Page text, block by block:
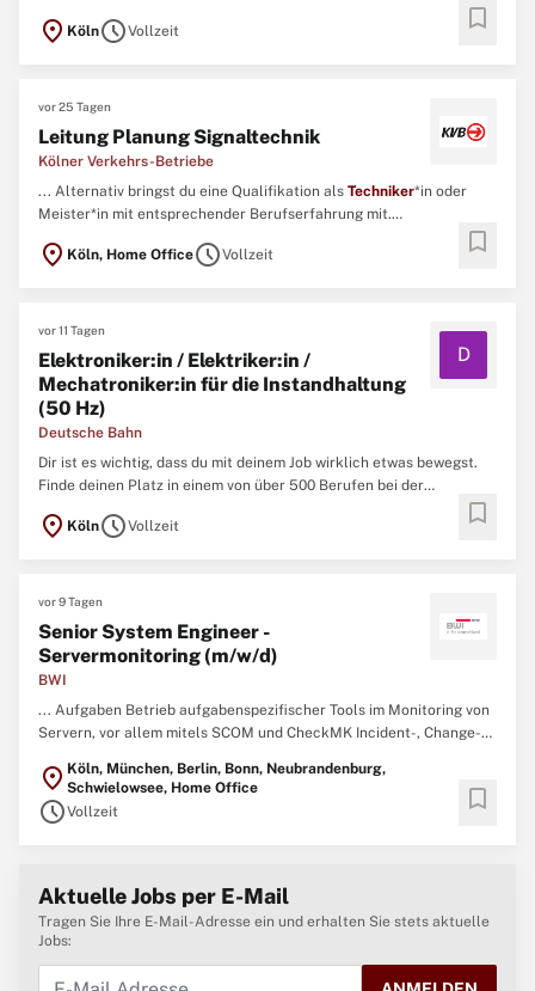
Energielieferanten transportieren wir Elektrizität und Erdgas zu
location_on KölnscheduleVollzeit bookmark
vor 25 Tagen
Leitung Planung Signaltechnik
Kölner Verkehrs-Betriebe
... Alternativ bringst du eine Qualifikation als Techniker*in oder
Meister*in mit entsprechender Berufserfahrung mit.
Kenntnisse in einer verantwortungsvollen technischen Funktion.
location_on Köln, Home OfficescheduleVollzeit bookmark
vor 11 Tagen
Elektroniker:in / Elektriker:in /
Mechatroniker:in für die Instandhaltung
(50 Hz)
Deutsche Bahn
D
Dir ist es wichtig, dass du mit deinem Job wirklich etwas bewegst.
Finde deinen Platz in einem von über 500 Berufen bei der
Deutschen Bahn. Wir bieten Profis und Berufsstarter:innen sichere
Jobs mit Zukunftsperspektiven. Bewirb dich jetzt für ein Team, das
location_on KölnscheduleVollzeit bookmark
vor 9 Tagen
Senior System Engineer -
Servermonitoring (m/w/d)
BWI
... Aufgaben Betrieb aufgabenspezifischer Tools im Monitoring von
Servern, vor allem mitels SCOM und CheckMK Incident-, Change-
Abläufe, Prozesse undTechniken sowie Sicherstellung der
serviceübergreifenden innerbetrieblichen Interoperabilität
Automatisierung ...
location_on Köln, München, Berlin, Bonn, Neubrandenburg,
Schwielowsee, Home Office
scheduleVollzeit bookmark
Aktuelle Jobs per E-Mail
Tragen Sie Ihre E-Mail-Adresse ein und erhalten Sie stets aktuelle
Jobs: